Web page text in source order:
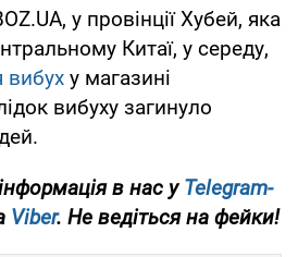
у провінції Хубей, яка
Китаї, у середу,
вибух у магазині
вибуху загинуло
в нас уTelegram-
Viber. Не ведіться на фейки!